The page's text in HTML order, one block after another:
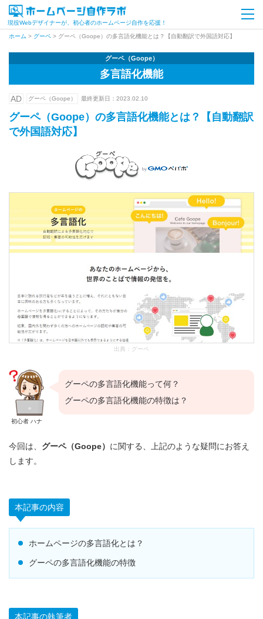
現役Webデザイナーが、初心者のホームページ自作を応援！
ホーム > グーペ > グーペ（Goope）の多言語化機能とは？【自動翻訳で外国語対応】
グーペ（Goope）
多言語化機能
AD グーペ（Goope） 最終更新日： 2023.02.10
グーペ（Goope）の多言語化機能とは？【自動翻訳
で外国語対応】
出典： グーペ
初心者 ハナ
グーペの多言語化機能って何？
グーペの多言語化機能の特徴は？
今回は、 グーペ（Goope） に関する、上記のような疑問にお答え
します。
本記事の内容
ホームページの多言語化とは？
グーペの多言語化機能の特徴
本記事の執筆者